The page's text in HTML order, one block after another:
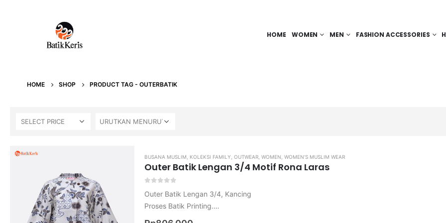
HOME WOMEN MEN FASHION ACCESSORIES
HOME SHOP PRODUCT TAG - OUTERBATIK
SELECT PRICE
BUSANA MUSLIM KOLEKSI FAMILY OUTWEAR WOMEN WOMEN’S MUSLIM WEAR
Outer Batik Lengan 3/4 Motif Rona Laras
Outer Batik Lengan 3/4, Kancing
Proses Batik Printing.
Bahan Katun Primisima.